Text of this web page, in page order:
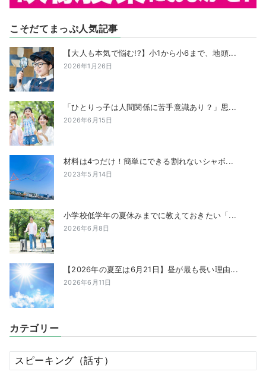
こそだてまっぷ人気記事
【大人も本気で悩む!?】小1から小6まで、地頭...
2026年1月26日
「ひとりっ子は人間関係に苦手意識あり？」思...
2026年6月15日
材料は4つだけ！簡単にできる割れないシャボ...
2023年5月14日
小学校低学年の夏休みまでに教えておきたい「...
2026年6月8日
【2026年の夏至は6月21日】昼が最も長い理由...
2026年6月11日
カテゴリー
カ
テ